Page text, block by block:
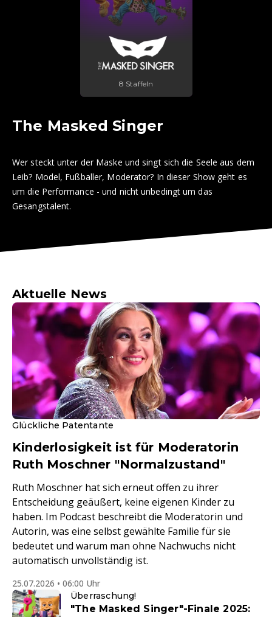
8 Staffeln
The Masked Singer
Wer steckt unter der Maske und singt sich die Seele aus dem
Leib? Model, Fußballer, Moderator? In dieser Show geht es
um die Performance - und nicht unbedingt um das
Gesangstalent.
Aktuelle News
Glückliche Patentante
Kinderlosigkeit ist für Moderatorin
Ruth Moschner "Normalzustand"
Ruth Moschner hat sich erneut offen zu ihrer
Entscheidung geäußert, keine eigenen Kinder zu
haben. Im Podcast beschreibt die Moderatorin und
Autorin, was eine selbst gewählte Familie für sie
bedeutet und warum man ohne Nachwuchs nicht
automatisch unvollständig ist.
25.07.2026 • 06:00 Uhr
Überraschung!
"The Masked Singer"-Finale 2025: